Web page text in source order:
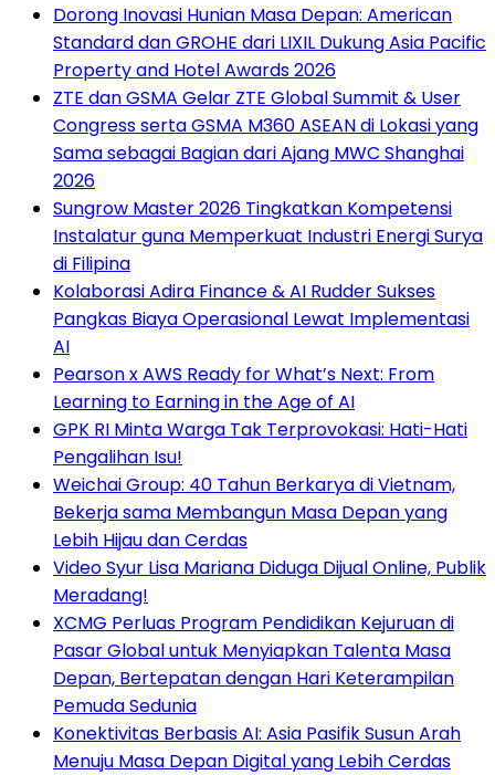
Dorong Inovasi Hunian Masa Depan: American
Standard dan GROHE dari LIXIL Dukung Asia Pacific
Property and Hotel Awards 2026
ZTE dan GSMA Gelar ZTE Global Summit & User
Congress serta GSMA M360 ASEAN di Lokasi yang
Sama sebagai Bagian dari Ajang MWC Shanghai
2026
Sungrow Master 2026 Tingkatkan Kompetensi
Instalatur guna Memperkuat Industri Energi Surya
di Filipina
Kolaborasi Adira Finance & AI Rudder Sukses
Pangkas Biaya Operasional Lewat Implementasi
AI
Pearson x AWS Ready for What’s Next: From
Learning to Earning in the Age of AI
GPK RI Minta Warga Tak Terprovokasi: Hati-Hati
Pengalihan Isu!
Weichai Group: 40 Tahun Berkarya di Vietnam,
Bekerja sama Membangun Masa Depan yang
Lebih Hijau dan Cerdas
Video Syur Lisa Mariana Diduga Dijual Online, Publik
Meradang!
XCMG Perluas Program Pendidikan Kejuruan di
Pasar Global untuk Menyiapkan Talenta Masa
Depan, Bertepatan dengan Hari Keterampilan
Pemuda Sedunia
Konektivitas Berbasis AI: Asia Pasifik Susun Arah
Menuju Masa Depan Digital yang Lebih Cerdas